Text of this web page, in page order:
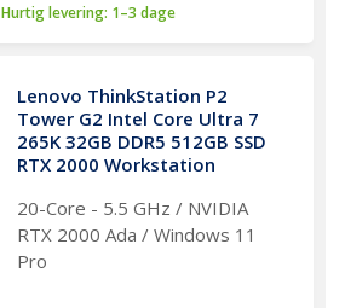
Hurtig levering: 1–3 dage
Lenovo ThinkStation P2
Tower G2 Intel Core Ultra 7
265K 32GB DDR5 512GB SSD
RTX 2000 Workstation
20-Core - 5.5 GHz / NVIDIA
RTX 2000 Ada / Windows 11
Pro